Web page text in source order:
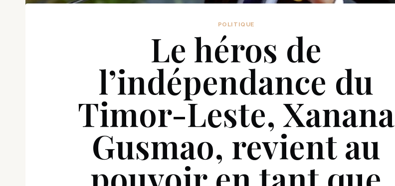
POLITIQUE
Le héros de
l’indépendance du
Timor-Leste, Xanana
Gusmao, revient au